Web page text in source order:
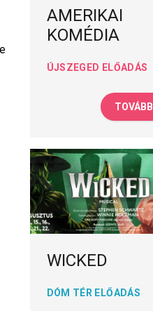
AMERIKAI
KOMÉDIA
ÚJSZEGED ELŐADÁS
TOVÁBB
WICKED
DÓM TÉR ELŐADÁS